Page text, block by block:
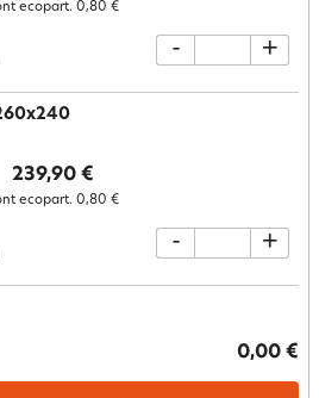
ecopart. 0,80 €
- +
239,90 €
ecopart. 0,80 €
- +
0,00 €